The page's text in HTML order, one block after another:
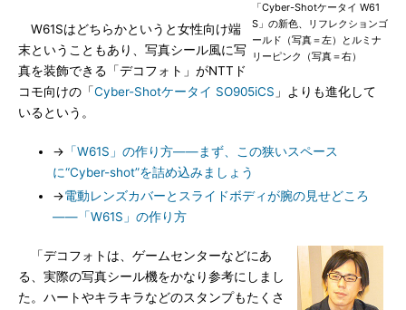
「Cyber-Shotケータイ W61
S」の新色、リフレクションゴ
ールド（写真＝左）とルミナ
リーピンク（写真＝右）
W61Sはどちらかというと女性向け端
末ということもあり、写真シール風に写
真を装飾できる「デコフォト」がNTTド
コモ向けの「Cyber-Shotケータイ SO905iCS 」よりも進化して
いるという。
→ 「W61S」の作り方――まず、この狭いスペース
に“Cyber-shot”を詰め込みましょう
→電動レンズカバーとスライドボディが腕の見せどころ
――「W61S」の作り方
「デコフォトは、ゲームセンターなどにあ
る、実際の写真シール機をかなり参考にしまし
た。ハートやキラキラなどのスタンプもたくさ